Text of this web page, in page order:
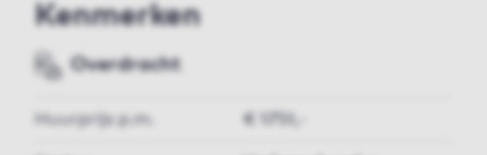
Kenmerken
Overdracht
Huurprijs p.m. € 1751,-